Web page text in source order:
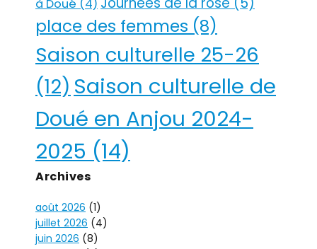
à Doué (4)
place des femmes (8)
Saison culturelle 25-26
(12) Saison culturelle de
Doué en Anjou 2024-
2025 (14)
Archives
août 2026 (1)
juillet 2026 (4)
juin 2026 (8)